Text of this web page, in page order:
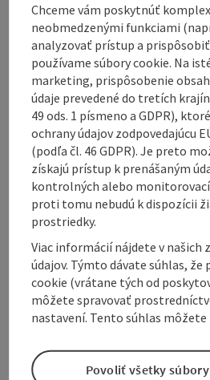
Simply fresh: A large selection
fruit and vegetables awaits our
PENNY market stall. Discover
Display complete description
Contact
Opening hours
Arrival
Chceme vám poskytnúť
neobmedzenými funkciami
analyzovať prístup a
používame súbory cookie. Na
marketing, prispôsobenie
údaje prevedené do tretích
49 ods. 1 písmeno a GDPR),
ochrany údajov zodpovedajúcu
(podľa čl. 46 GDPR). Je preto
získajú prístup k prenášaným
kontrolných alebo
proti tomu nebudú k dispozícii
prostriedky.
Viac informácií nájdete v našich
údajov. Týmto dávate súhlas,
cookie (vrátane tých od
môžete spravovať
nastavení. Tento súhlas
Povoliť všetky